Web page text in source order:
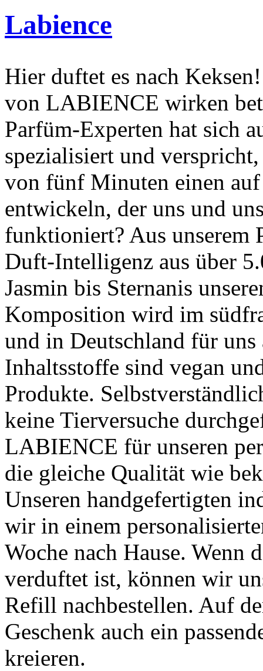
Labience
Hier duftet es nach
von LABIENCE wirken
Parfüm-Experten hat sich
spezialisiert und
von fünf Minuten einen
entwickeln, der uns und
funktioniert? Aus unserem
Duft-Intelligenz aus über
Jasmin bis Sternanis
Komposition wird im
und in Deutschland für
Inhaltsstoffe sind vegan
Produkte.
keine Tierversuche
LABIENCE für unseren
die gleiche Qualität wie
Unseren handgefertigten
wir in einem
Woche nach Hause. Wenn
verduftet ist, können wir
Refill nachbestellen. Auf
Geschenk auch ein
kreieren.